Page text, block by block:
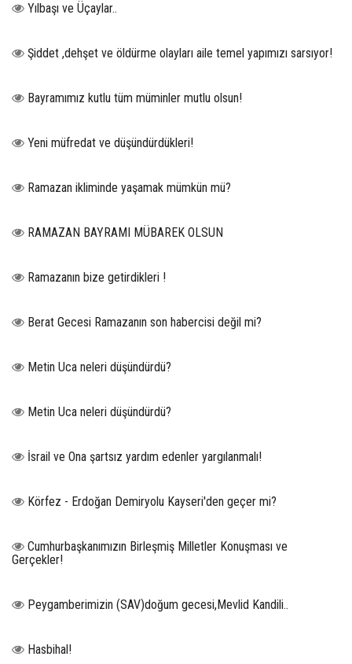
Yılbaşı ve Üçaylar..
Şiddet ,dehşet ve öldürme olayları aile temel yapımızı sarsıyor!
Bayramımız kutlu tüm müminler mutlu olsun!
Yeni müfredat ve düşündürdükleri!
Ramazan ikliminde yaşamak mümkün mü?
RAMAZAN BAYRAMI MÜBAREK OLSUN
Ramazanın bize getirdikleri !
Berat Gecesi Ramazanın son habercisi değil mi?
Metin Uca neleri düşündürdü?
Metin Uca neleri düşündürdü?
İsrail ve Ona şartsız yardım edenler yargılanmalı!
Körfez - Erdoğan Demiryolu Kayseri'den geçer mi?
Cumhurbaşkanımızın Birleşmiş Milletler Konuşması ve
Gerçekler!
Peygamberimizin (SAV)doğum gecesi,Mevlid Kandili..
Hasbihal!